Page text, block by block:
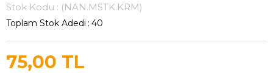
Stok Kodu (NAN.MSTK.KRM)
Toplam Stok Adedi : 40
75,00 TL